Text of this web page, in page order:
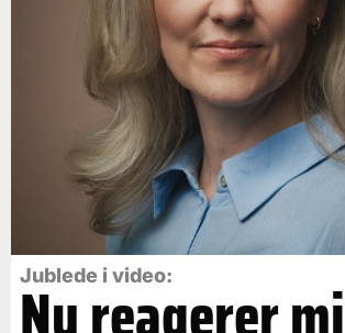
Jublede i video: